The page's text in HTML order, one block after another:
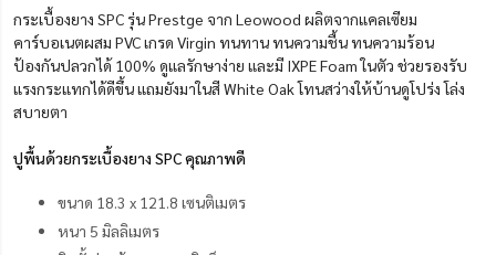
กระเบื้องยาง SPC รุ่น Prestge จาก Leowood ผลิตจากแคลเซียม
คาร์บอเนตผสม PVC เกรด Virgin ทนทาน ทนความชื้น ทนความร้อน
ป้องกันปลวกได้ 100% ดูแลรักษาง่าย และมี IXPE Foam ในตัว ช่วยรองรับ
แรงกระแทกได้ดีขึ้น แถมยังมาในสี White Oak โทนสว่างให้บ้านดูโปร่ง โล่ง
สบายตา
ปูพื้นด้วยกระเบื้องยาง SPC คุณภาพดี
ขนาด 18.3 x 121.8 เซนติเมตร
หนา 5 มิลลิเมตร